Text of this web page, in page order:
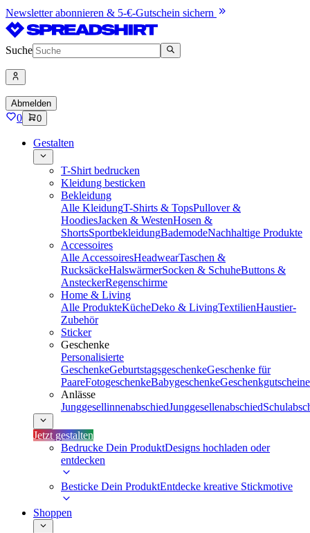
Newsletter abonnieren & 5-€-Gutschein sichern
Suche
Abmelden
0 0
Gestalten
T-Shirt bedrucken
Kleidung besticken
Bekleidung
Alle KleidungT-Shirts & TopsPullover &
HoodiesJacken & WestenHosen &
ShortsSportbekleidungBademodeNachhaltige Produkte
Accessoires
Alle AccessoiresHeadwearTaschen &
RucksäckeHalswärmerSocken & SchuheButtons &
AnsteckerRegenschirme
Home & Living
Alle ProdukteKücheDeko & LivingTextilienHaustier-
Zubehör
Sticker
Geschenke
Personalisierte
GeschenkeGeburtstagsgeschenkeGeschenke für
PaareFotogeschenkeBabygeschenkeGeschenkgutscheine
Anlässe
JunggesellinnenabschiedJunggesellenabschied
Jetzt gestalten
Bedrucke Dein ProduktDesigns hochladen oder
entdecken
Besticke Dein ProduktEntdecke kreative Stickmotive
Shoppen